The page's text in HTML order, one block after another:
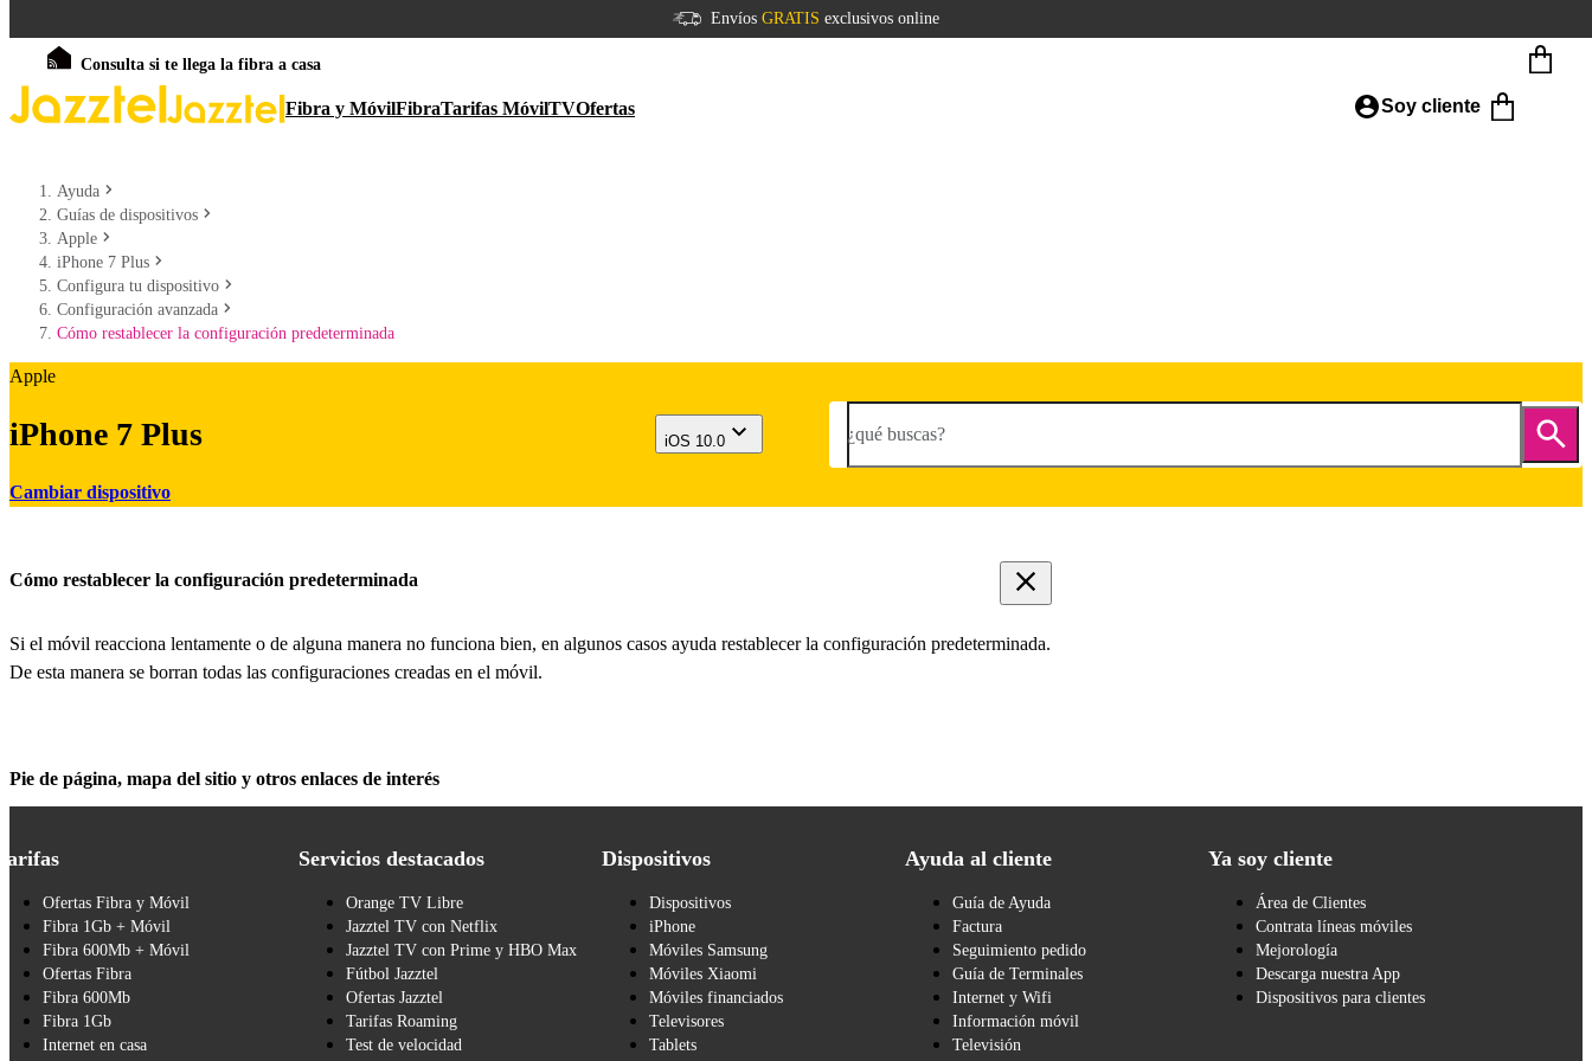
Envíos GRATIS exclusivos online
Consulta si te llega la fibra a casa
Fibra y MóvilFibraTarifas MóvilTVOfertas Soy cliente
Ayuda
Guías de dispositivos
Apple
iPhone 7 Plus
Configura tu dispositivo
Configuración avanzada
Cómo restablecer la configuración predeterminada
Apple
iPhone 7 Plus
Cambiar dispositivo
iOS 10.0 ¿qué buscas?
Cómo restablecer la configuración predeterminada
Si el móvil reacciona lentamente o de alguna manera no funciona bien, en algunos casos ayuda restablecer la configuración predeterminada.
De esta manera se borran todas las configuraciones creadas en el móvil.
Pie de página, mapa del sitio y otros enlaces de interés
Ofertas Fibra y Móvil
Fibra 1Gb + Móvil
Fibra 600Mb + Móvil
Ofertas Fibra
Fibra 600Mb
Fibra 1Gb
Internet en casa
Servicios destacados
Orange TV Libre
Jazztel TV con Netflix
Jazztel TV con Prime y HBO Max
Fútbol Jazztel
Ofertas Jazztel
Tarifas Roaming
Test de velocidad
Dispositivos
Dispositivos
iPhone
Móviles Samsung
Móviles Xiaomi
Móviles financiados
Televisores
Tablets
Ayuda al cliente
Guía de Ayuda
Factura
Seguimiento pedido
Guía de Terminales
Internet y Wifi
Información móvil
Televisión
Ya soy cliente
Área de Clientes
Contrata líneas móviles
Mejorología
Descarga nuestra App
Dispositivos para clientes